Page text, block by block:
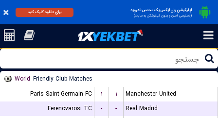
اپلیکیشن وان ایکس یک مختص اندروید
(دسترسی آسان و بدون فیلترشکن به سایت)
برای دانلود کلیک کنید
World Friendly Club Matches
Paris Saint-Germain FC
۱ ۱
Manchester United
Ferencvarosi TC
- -
Real Madrid